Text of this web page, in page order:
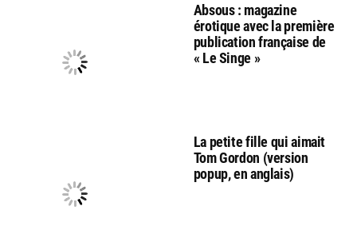
Absous : magazine
érotique avec la première
publication française de
« Le Singe »
La petite fille qui aimait
Tom Gordon (version
popup, en anglais)